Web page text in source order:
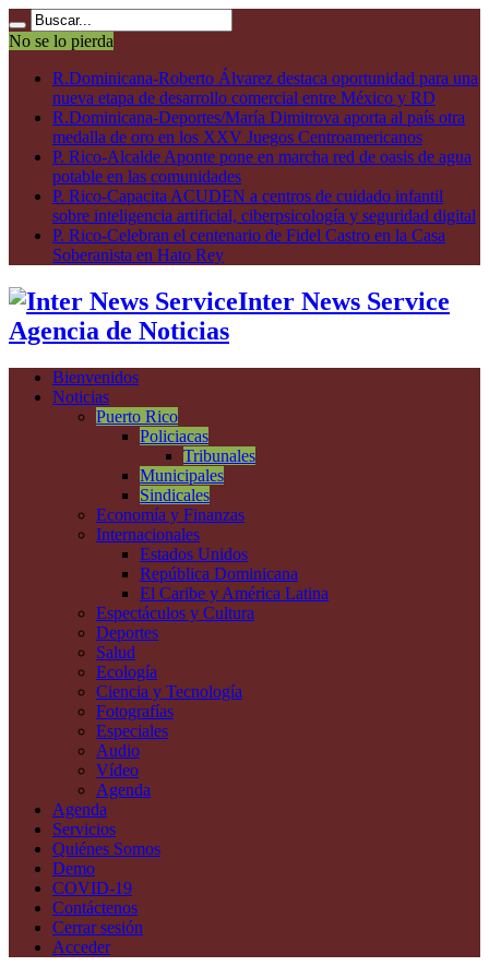
No se lo pierda
R.Dominicana-Roberto Álvarez destaca oportunidad para una
nueva etapa de desarrollo comercial entre México y RD
R.Dominicana-Deportes/María Dimitrova aporta al país otra
medalla de oro en los XXV Juegos Centroamericanos
P. Rico-Alcalde Aponte pone en marcha red de oasis de agua
potable en las comunidades
P. Rico-Capacita ACUDEN a centros de cuidado infantil
sobre inteligencia artificial, ciberpsicología y seguridad digital
P. Rico-Celebran el centenario de Fidel Castro en la Casa
Soberanista en Hato Rey
Inter News Service
Agencia de Noticias
Bienvenidos
Noticias
Puerto Rico
Policiacas
Tribunales
Municipales
Sindicales
Economía y Finanzas
Internacionales
Estados Unidos
República Dominicana
El Caribe y América Latina
Espectáculos y Cultura
Deportes
Salud
Ecología
Ciencia y Tecnología
Fotografías
Especiales
Audio
Vídeo
Agenda
Agenda
Servicios
Quiénes Somos
Demo
COVID-19
Contáctenos
Cerrar sesión
Acceder